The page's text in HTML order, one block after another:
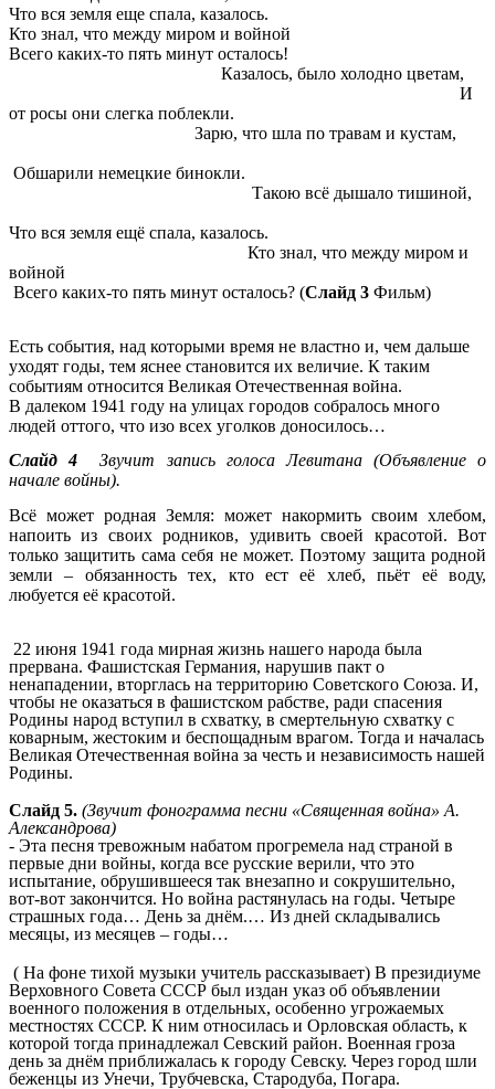
Что вся земля еще спала, казалось.
Кто знал, что между миром и войной
Всего каких-то пять минут осталось!
Казалось, было холодно цветам,
И
от росы они слегка поблекли.
Зарю, что шла по травам и кустам,
Обшарили немецкие бинокли.
Такою всё дышало тишиной,
Что вся земля ещё спала, казалось.
Кто знал, что между миром и
войной
Всего каких-то пять минут осталось? (Слайд 3 Фильм)
Есть события, над которыми время не властно и, чем дальше
уходят годы, тем яснее становится их величие. К таким
событиям относится Великая Отечественная война.
В далеком 1941 году на улицах городов собралось много
людей оттого, что изо всех уголков доносилось…
Слайд 4 Звучит запись голоса Левитана (Объявление о
начале войны).
Всё может родная Земля: может накормить своим хлебом,
напоить из своих родников, удивить своей красотой. Вот
только защитить сама себя не может. Поэтому защита родной
земли – обязанность тех, кто ест её хлеб, пьёт её воду,
любуется её красотой.
22 июня 1941 года мирная жизнь нашего народа была
прервана. Фашистская Германия, нарушив пакт о
ненападении, вторглась на территорию Советского Союза. И,
чтобы не оказаться в фашистском рабстве, ради спасения
Родины народ вступил в схватку, в смертельную схватку с
коварным, жестоким и беспощадным врагом. Тогда и началась
Великая Отечественная война за честь и независимость нашей
Родины.
Слайд 5. (Звучит фонограмма песни «Священная война» А.
Александрова)
- Эта песня тревожным набатом прогремела над страной в
первые дни войны, когда все русские верили, что это
испытание, обрушившееся так внезапно и сокрушительно,
вот-вот закончится. Но война растянулась на годы. Четыре
страшных года… День за днём.… Из дней складывались
месяцы, из месяцев – годы…
( На фоне тихой музыки учитель рассказывает) В президиуме
Верховного Совета СССР был издан указ об объявлении
военного положения в отдельных, особенно угрожаемых
местностях СССР. К ним относилась и Орловская область, к
которой тогда принадлежал Севский район. Военная гроза
день за днём приближалась к городу Севску. Через город шли
беженцы из Унечи, Трубчевска, Стародуба, Погара.